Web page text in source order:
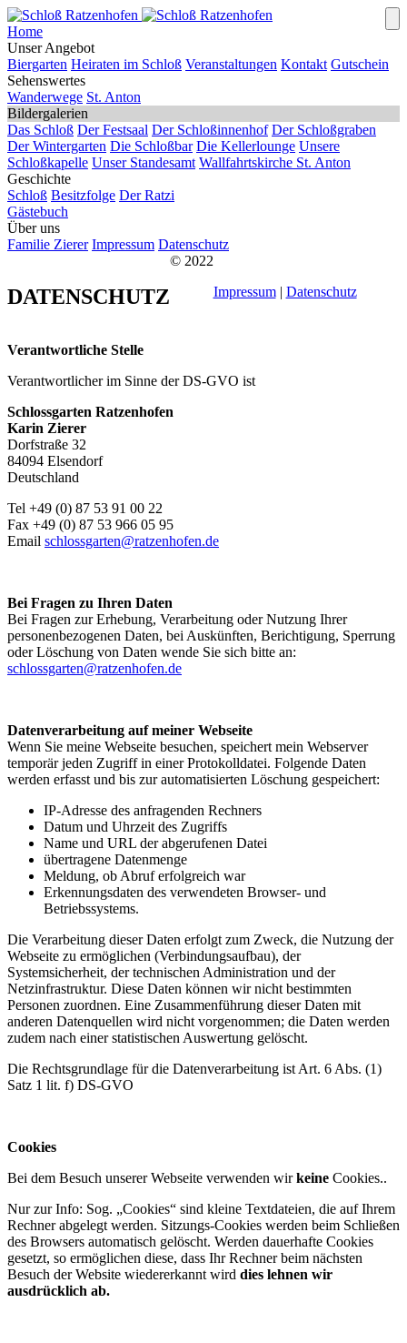
Home
Unser Angebot
Biergarten Heiraten im Schloß Veranstaltungen Kontakt Gutschein
Sehenswertes
Wanderwege St. Anton
Bildergalerien
Das Schloß Der Festsaal Der Schloßinnenhof Der Schloßgraben
Der Wintergarten Die Schloßbar Die Kellerlounge Unsere
Schloßkapelle Unser Standesamt Wallfahrtskirche St. Anton
Geschichte
Schloß Besitzfolge Der Ratzi
Gästebuch
Über uns
Familie Zierer Impressum Datenschutz
DATENSCHUTZ
Verantwortliche Stelle
Verantwortlicher im Sinne der DS-GVO ist
Schlossgarten Ratzenhofen
Karin Zierer
Dorfstraße 32
84094 Elsendorf
Deutschland
Tel +49 (0) 87 53 91 00 22
Fax +49 (0) 87 53 966 05 95
Email schlossgarten@ratzenhofen.de
Bei Fragen zu Ihren Daten
Bei Fragen zur Erhebung, Verarbeitung oder Nutzung Ihrer
personenbezogenen Daten, bei Auskünften, Berichtigung, Sperrung
oder Löschung von Daten wende Sie sich bitte an:
schlossgarten@ratzenhofen.de
Datenverarbeitung auf meiner Webseite
Wenn Sie meine Webseite besuchen, speichert mein Webserver
temporär jeden Zugriff in einer Protokolldatei. Folgende Daten
werden erfasst und bis zur automatisierten Löschung gespeichert:
IP-Adresse des anfragenden Rechners
Datum und Uhrzeit des Zugriffs
Name und URL der abgerufenen Datei
übertragene Datenmenge
Meldung, ob Abruf erfolgreich war
Erkennungsdaten des verwendeten Browser- und
Betriebssystems.
Die Verarbeitung dieser Daten erfolgt zum Zweck, die Nutzung der
Webseite zu ermöglichen (Verbindungsaufbau), der
Systemsicherheit, der technischen Administration und der
Netzinfrastruktur. Diese Daten können wir nicht bestimmten
Personen zuordnen. Eine Zusammenführung dieser Daten mit
anderen Datenquellen wird nicht vorgenommen; die Daten werden
zudem nach einer statistischen Auswertung gelöscht.
Die Rechtsgrundlage für die Datenverarbeitung ist Art. 6 Abs. (1)
Satz 1 lit. f) DS-GVO
Cookies
Bei dem Besuch unserer Webseite verwenden wirkeine Cookies..
Nur zur Info: Sog. „Cookies“ sind kleine Textdateien, die auf Ihrem
Rechner abgelegt werden. Sitzungs-Cookies werden beim Schließen
des Browsers automatisch gelöscht. Werden dauerhafte Cookies
gesetzt, so ermöglichen diese, dass Ihr Rechner beim nächsten
Besuch der Website wiedererkannt wird dies lehnen wir
ausdrücklich ab.
© 2022
Impressum| Datenschutz